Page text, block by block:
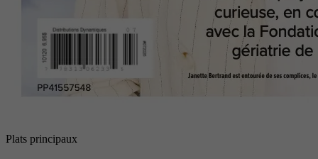
Plats principaux